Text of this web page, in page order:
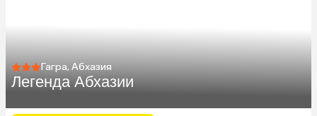
Гагра, Абхазия
Легенда Абхазии